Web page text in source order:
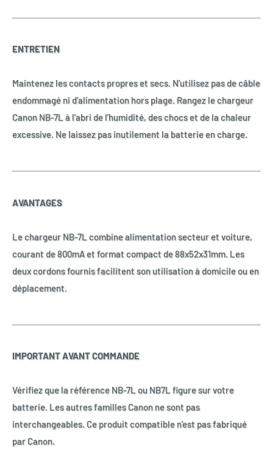
ENTRETIEN
Maintenez les contacts propres et secs. N’utilisez pas de câble
endommagé ni d’alimentation hors plage. Rangez le chargeur
Canon NB-7L à l’abri de l’humidité, des chocs et de la chaleur
excessive. Ne laissez pas inutilement la batterie en charge.
AVANTAGES
Le chargeur NB-7L combine alimentation secteur et voiture,
courant de 800mA et format compact de 88x52x31mm. Les
deux cordons fournis facilitent son utilisation à domicile ou en
déplacement.
IMPORTANT AVANT COMMANDE
Vérifiez que la référence NB-7L ou NB7L figure sur votre
batterie. Les autres familles Canon ne sont pas
interchangeables. Ce produit compatible n’est pas fabriqué
par Canon.